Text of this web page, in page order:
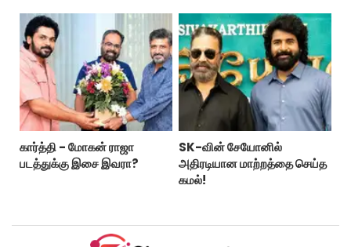
கார்த்தி - மோகன் ராஜா
படத்துக்கு இசை இவரா?
SK-வின் சேயோனில்
அதிரடியான மாற்றத்தை செய்த
கமல்!